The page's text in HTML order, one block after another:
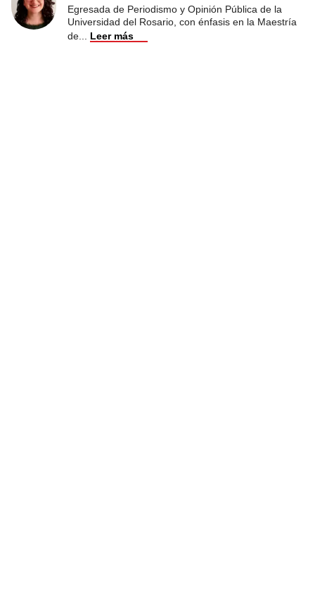
Egresada de Periodismo y Opinión Pública de la
Universidad del Rosario, con énfasis en la Maestría
de
Leer más